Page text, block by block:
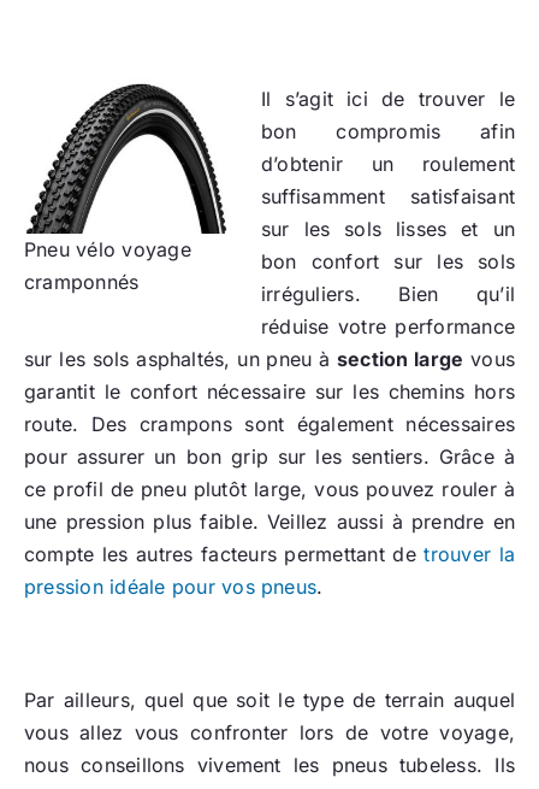
Pneu vélo voyage
cramponnés
Il s’agit ici de trouver le
bon compromis afin
d’obtenir un roulement
suffisamment satisfaisant
sur les sols lisses et un
bon confort sur les sols
irréguliers. Bien qu’il
réduise votre performance
sur les sols asphaltés, un pneu à section large vous
garantit le confort nécessaire sur les chemins hors
route. Des crampons sont également nécessaires
pour assurer un bon grip sur les sentiers. Grâce à
ce profil de pneu plutôt large, vous pouvez rouler à
une pression plus faible. Veillez aussi à prendre en
compte les autres facteurs permettant detrouver la
pression idéale pour vos pneus.
Par ailleurs, quel que soit le type de terrain auquel
vous allez vous confronter lors de votre voyage,
nous conseillons vivement les pneus tubeless. Ils